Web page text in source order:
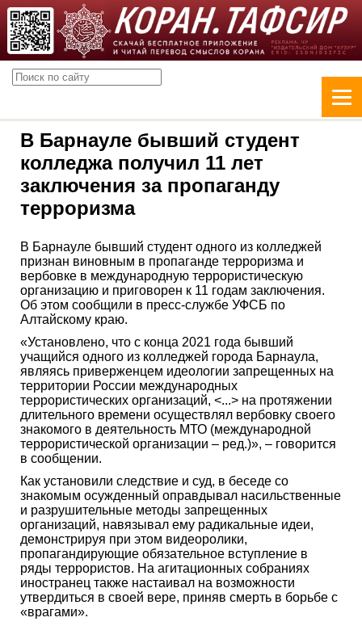
В Барнауле бывший студент
колледжа получил 11 лет
заключения за пропаганду
терроризма
В Барнауле бывший студент одного из колледжей
признан виновным в пропаганде терроризма и
вербовке в международную террористическую
организацию и приговорен к 11 годам заключения.
Об этом сообщили в пресс-службе УФСБ по
Алтайскому краю.
«Установлено, что с конца 2021 года бывший
учащийся одного из колледжей города Барнаула,
являясь приверженцем идеологии запрещенных на
территории России международных
террористических организаций, <...> на протяжении
длительного времени осуществлял вербовку своего
знакомого в деятельность МТО (международной
террористической организации – ред.)», – говорится
в сообщении.
Как установили следствие и суд, в беседе со
знакомым осужденный оправдывал насильственные
и разрушительные методы запрещенных
организаций, навязывал ему радикальные идеи,
демонстрируя при этом видеоролики,
пропагандирующие обязательное вступление в
ряды террористов. На агитационных собраниях
иностранец также настаивал на возможности
утвердиться в своей вере, приняв смерть в борьбе с
«врагами».